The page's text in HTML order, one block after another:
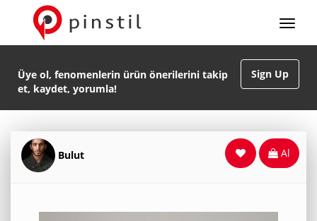
Sign Up
Üye ol, fenomenlerin ürün önerilerini takip
et, kaydet, yorumla!
Bulut Al